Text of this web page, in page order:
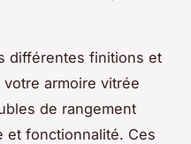
différentes finitions et
armoire vitrée
de rangement
et fonctionnalité. Ces